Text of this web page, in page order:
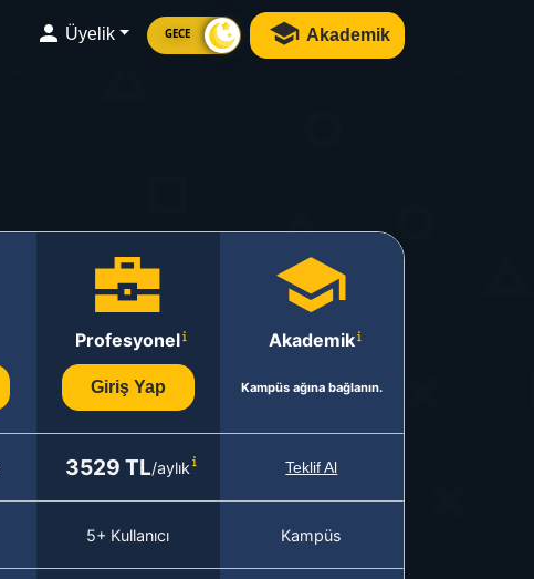
Üyelik GECE Akademik
Profesyonel
Giriş Yap
Akademik
Kampüs ağına bağlanın.
3529 TL/aylık Teklif Al
5+ Kullanıcı Kampüs